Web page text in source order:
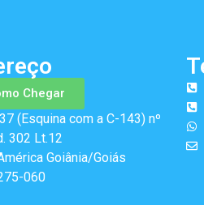
Chegar
(Esquina com a C-143) nº
302 Lt.12
Goiânia/Goiás
060